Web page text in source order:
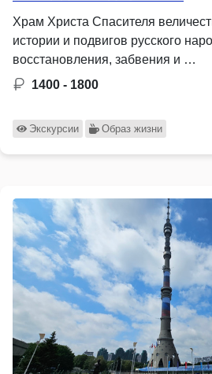
Храм Христа Спасителя
истории и подвигов русского
восстановления, забвения и …
1400 - 1800
Экскурсии Образ жизни